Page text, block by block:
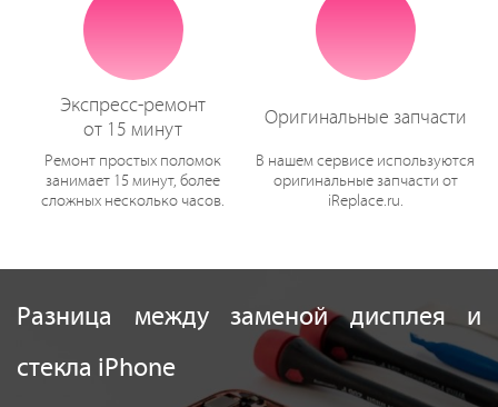
Экспресс-ремонт
от 15 минут
Ремонт простых поломок
занимает 15 минут, более
сложных несколько часов.
Оригинальные запчасти
В нашем сервисе используются
оригинальные запчасти от
iReplace.ru.
Разница между заменой дисплея и
стекла iPhone